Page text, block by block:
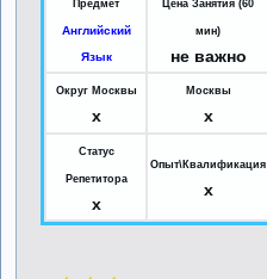
Предмет
Английский
Язык
Цена Занятия (60
мин)
не важно
Округ Москвы
x
Москвы
x
Статус
Репетитора
x
Опыт\Квалификация
x